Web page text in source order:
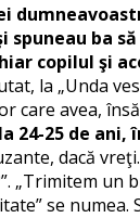
spuneau
copilul şi
la „Unda
care avea,
24-25 de
dacă
„Trimitem
se